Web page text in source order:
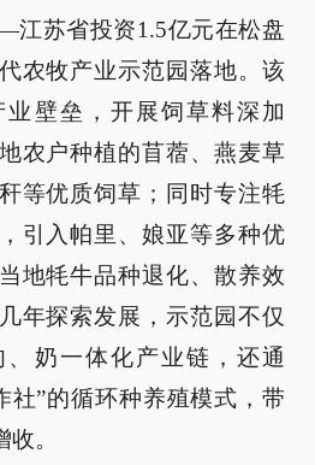
苏省投资1.5亿元在松盘
农牧产业示范园落地。该
壁垒，开展饲草料深加
农户种植的苜蓿、燕麦草
等优质饲草；同时专注牦
引入帕里、娘亚等多种优
地牦牛品种退化、散养效
年探索发展，示范园不仅
奶一体化产业链，还通
社”的循环种养殖模式，带
。